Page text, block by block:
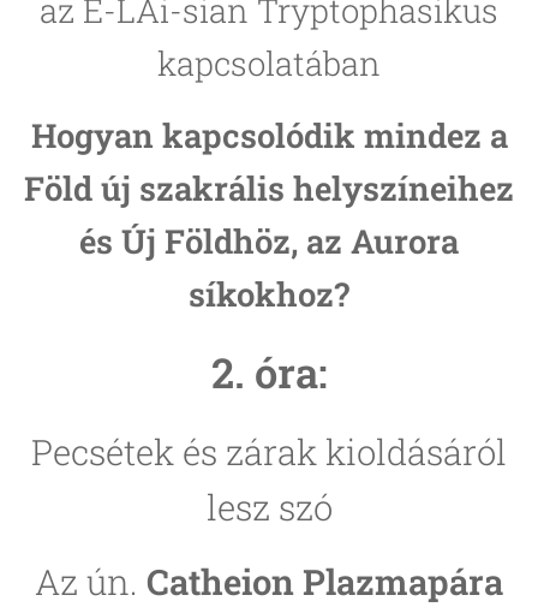
az E-LAi-sian Tryptophasikus
kapcsolatában
Hogyan kapcsolódik mindez a
Föld új szakrális helyszíneihez
és Új Földhöz, az Aurora
síkokhoz?
2. óra:
Pecsétek és zárak kioldásáról
lesz szó
Az ún. Catheion Plazmapára